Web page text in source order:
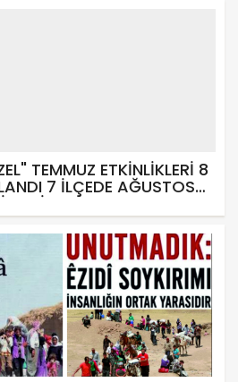
8
7 İLÇEDE AĞUSTOS
BAŞLIYOR